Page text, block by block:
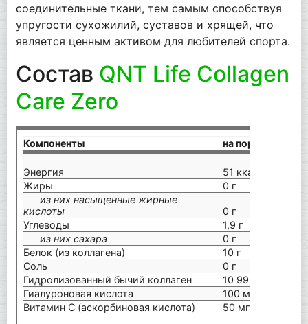
соединительные ткани, тем самым способствуя
упругости сухожилий, суставов и хрящей, что
является ценным активом для любителей спорта.
Состав QNT Life Collagen
Care Zero
Компоненты на порцию (15 г)
Энергия
51 ккал / 213
Жиры
0 г
из них насыщенные жирные
кислоты
0 г
Углеводы
1,9 г
из них сахара
0 г
Белок (из коллагена)
10 г
Соль
0 г
Гидролизованный бычий коллаген
10 999 мг
Гиалуроновая кислота
100 мг
Витамин С (аскорбиновая кислота)
50 мг (62%*)